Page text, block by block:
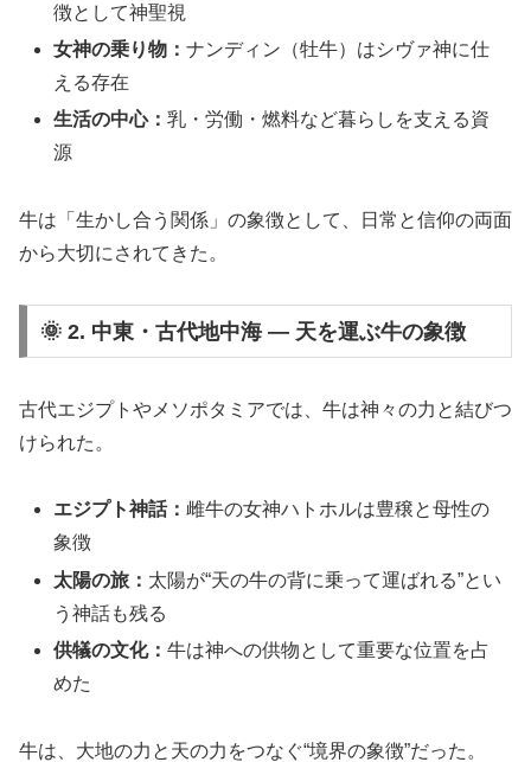
徴として神聖視
女神の乗り物：ナンディン（牡牛）はシヴァ神に仕
える存在
生活の中心：乳・労働・燃料など暮らしを支える資
源
牛は「生かし合う関係」の象徴として、日常と信仰の両面
から大切にされてきた。
🌞 2. 中東・古代地中海 ― 天を運ぶ牛の象徴
古代エジプトやメソポタミアでは、牛は神々の力と結びつ
けられた。
エジプト神話：雌牛の女神ハトホルは豊穣と母性の
象徴
太陽の旅： 太陽が“天の牛の背に乗って運ばれる”とい
う神話も残る
供犠の文化：牛は神への供物として重要な位置を占
めた
牛は、大地の力と天の力をつなぐ“境界の象徴”だった。